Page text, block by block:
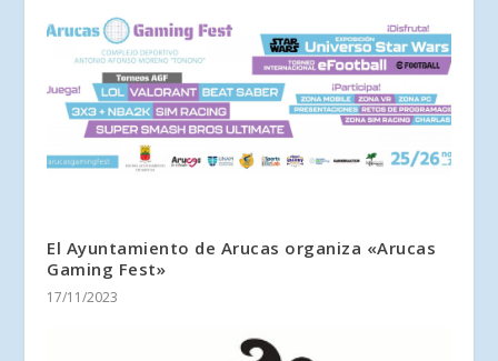
El Ayuntamiento de Arucas organiza «Arucas
Gaming Fest»
17/11/2023